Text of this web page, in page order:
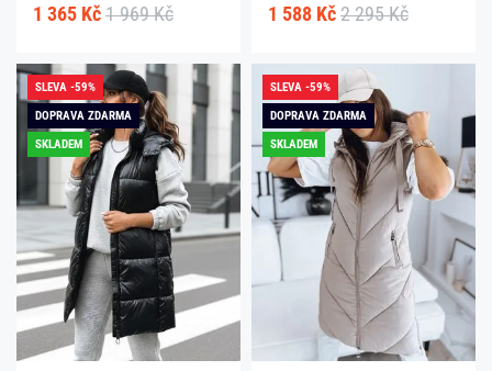
1 365 Kč 1 969 Kč 1 588 Kč 2 295 Kč
SLEVA -59%
DOPRAVA ZDARMA
SKLADEM
SLEVA -59%
DOPRAVA ZDARMA
SKLADEM